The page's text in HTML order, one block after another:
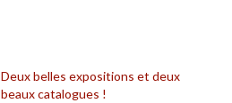
Deux belles expositions et deux
beaux catalogues !